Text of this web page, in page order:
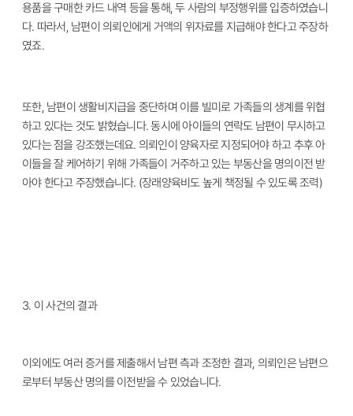
용품을 구매한 카드 내역 등을 통해,두 사람의 부정행위를 입증하였습니
다. 따라서, 남편이 의뢰인에게 거액의 위자료를 지급해야 한다고 주장하
였죠.
또한, 남편이 생활비지급을 중단하며 이를 빌미로 가족들의 생계를 위협
하고 있다는 것도 밝혔습니다.동시에 아이들의 연락도 남편이 무시하고
있다는 점을 강조했는데요. 의뢰인이 양육자로 지정되어야 하고 추후 아
이들을 잘 케어하기 위해 가족들이 거주하고 있는 부동산을 명의이전 받
아야 한다고 주장했습니다. (장래양육비도 높게 책정될 수 있도록 조력)
3. 이 사건의 결과
이외에도 여러 증거를 제출해서 남편 측과 조정한 결과, 의뢰인은 남편으
로부터 부동산 명의를 이전받을 수 있었습니다.